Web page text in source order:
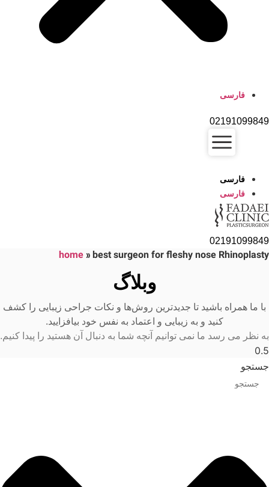
فارسی
02191099849
فارسی
فارسی
02191099849
home»best surgeon for fleshy nose Rhinoplasty
وبلاگ
با ما همراه باشید تا جدیدترین روش‌ها و نکات جراحی زیبایی را کشف
کنید و به زیبایی و اعتماد به نفس خود بیافزایید.
به نظر می رسد ما نمی توانیم آنچه شما به دنبال آن هستید را پیدا کنیم.
جستجو